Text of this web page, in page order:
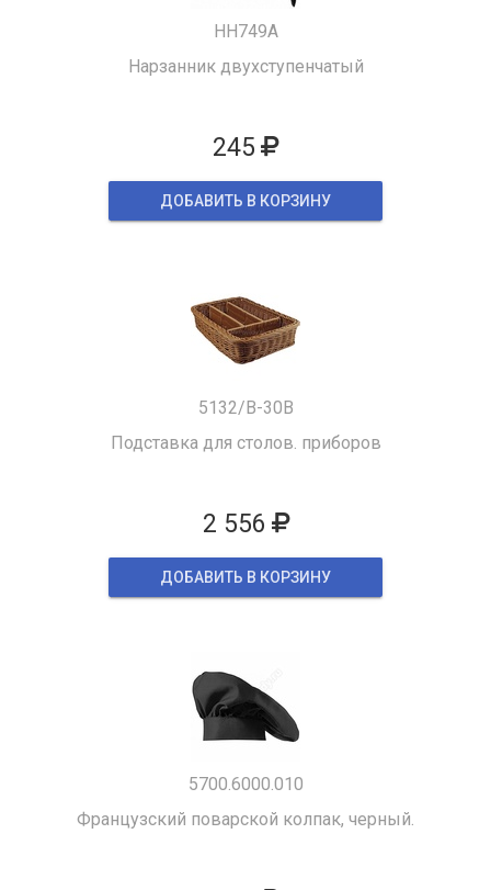
HH749A
Нарзанник двухступенчатый
245
ДОБАВИТЬ В КОРЗИНУ
5132/B-30B
Подставка для столов. приборов
2 556
ДОБАВИТЬ В КОРЗИНУ
5700.6000.010
Французский поварской колпак, черный.